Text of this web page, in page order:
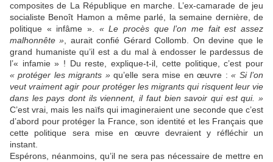
composites de La République en marche. L’ex-camarade de jeu
socialiste Benoît Hamon a même parlé, la semaine dernière, de
politique « infâme ». « Le procès que l’on me fait est assez
malhonnête » , aurait confié Gérard Collomb. On devine que le
grand humaniste qu’il est a du mal à endosser le pardessus de
l’« infamie » ! Du reste, explique-t-il, cette politique, c’est pour
« protéger les migrants »qu’elle sera mise en œuvre :« Si l’on
veut vraiment agir pour protéger les migrants qui risquent leur vie
dans les pays dont ils viennent, il faut bien savoir qui est qui. »
C’est vrai, mais les naïfs qui imagineraient une seconde que c’est
d’abord pour protéger la France, son identité et les Français que
cette politique sera mise en œuvre devraient y réfléchir un
instant.
Espérons, néanmoins, qu’il ne sera pas nécessaire de mettre en